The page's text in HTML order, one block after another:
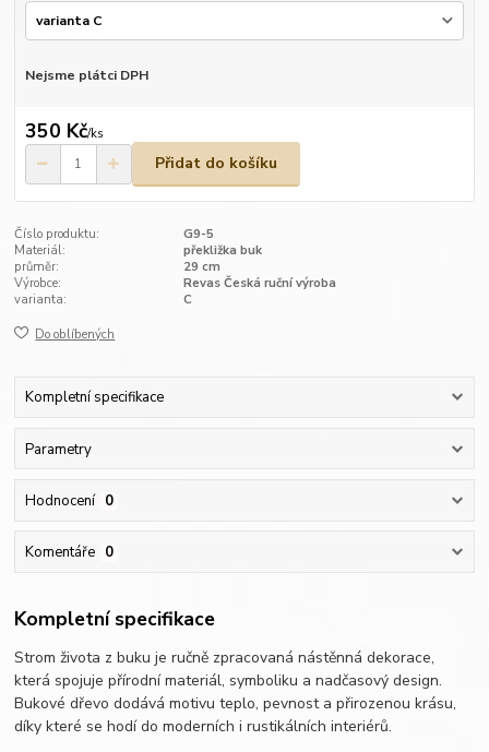
Nejsme plátci DPH
350 Kč/ks
Přidat do košíku
Číslo produktu:
G9-5
Materiál:
překližka buk
průměr:
29 cm
Výrobce:
Revas Česká ruční výroba
varianta:
C
Do oblíbených
Kompletní specifikace
Parametry
Hodnocení 0
Komentáře 0
Kompletní specifikace
Strom života z buku je ručně zpracovaná nástěnná dekorace,
která spojuje přírodní materiál, symboliku a nadčasový design.
Bukové dřevo dodává motivu teplo, pevnost a přirozenou krásu,
díky které se hodí do moderních i rustikálních interiérů.